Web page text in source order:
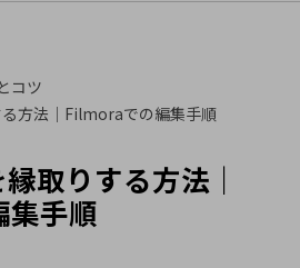
コツ
方法｜Filmoraでの編集手順
取りする方法｜
手順